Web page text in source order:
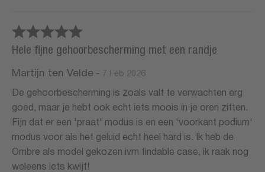
Hele fijne gehoorbescherming met een randje
Martijn ten Velde - 7 Feb 2026
De gehoorbescherming is zoals valt te verwachten erg
goed, maar je hebt ook echt iets moois in je oren zitten.
Fijn dat er een 'praat' modus is en een 'voorkant podium'
modus voor als het geluid echt heel hard is. Ik heb de
Ombre als model gekozen ivm findable case, ik raak nog
weleens iets kwijt!